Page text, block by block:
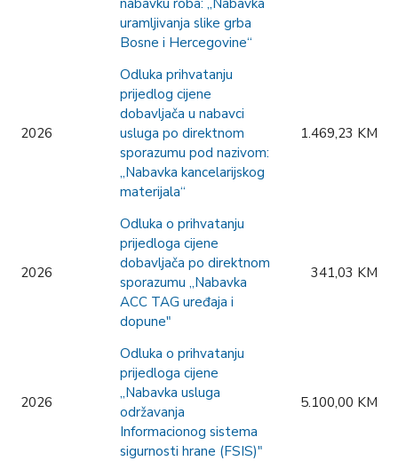
uramljivanja slike grba
Bosne i Hercegovine“
2026
Odluka prihvatanju
prijedlog cijene
dobavljača u nabavci
usluga po direktnom
sporazumu pod nazivom:
„Nabavka kancelarijskog
materijala“
1.469,23 KM
2026
Odluka o prihvatanju
prijedloga cijene
dobavljača po direktnom
sporazumu „Nabavka
ACC TAG uređaja i
dopune"
341,03 KM
2026
Odluka o prihvatanju
prijedloga cijene
„Nabavka usluga
održavanja
Informacionog sistema
sigurnosti hrane (FSIS)"
5.100,00 KM